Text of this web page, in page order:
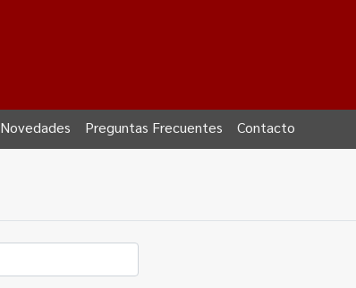
Novedades Preguntas Frecuentes Contacto